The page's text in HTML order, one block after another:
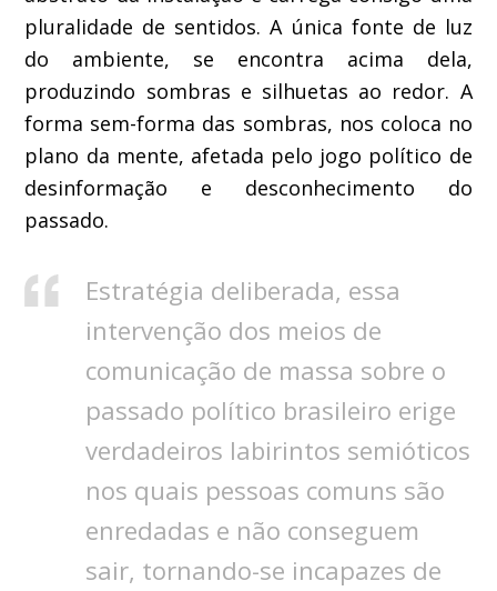
pluralidade de sentidos. A única fonte de luz
do ambiente, se encontra acima dela,
produzindo sombras e silhuetas ao redor. A
forma sem-forma das sombras, nos coloca no
plano da mente, afetada pelo jogo político de
desinformação e desconhecimento do
passado.
Estratégia deliberada, essa
intervenção dos meios de
comunicação de massa sobre o
passado político brasileiro erige
verdadeiros labirintos semióticos
nos quais pessoas comuns são
enredadas e não conseguem
sair, tornando-se incapazes de